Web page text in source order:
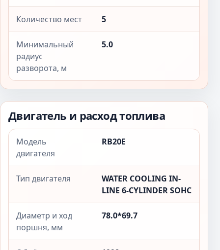
Количество мест 5
Минимальный
радиус
разворота, м
5.0
Двигатель и расход топлива
Модель
двигателя
RB20E
Тип двигателя
WATER COOLING IN-
LINE 6-CYLINDER SOHC
Диаметр и ход
поршня, мм
78.0*69.7